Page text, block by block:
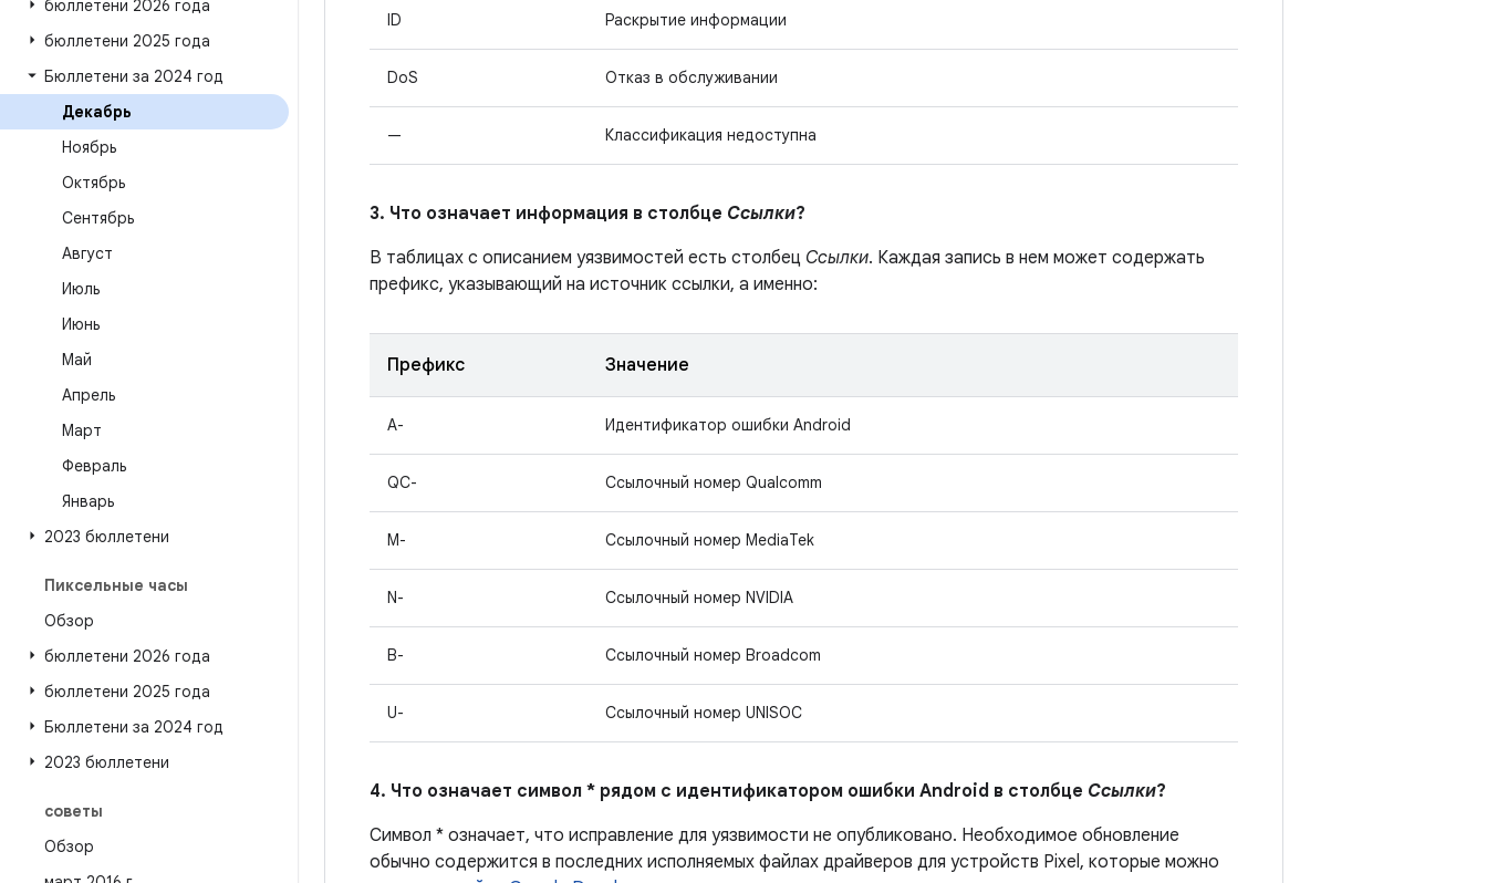
бюллетени 2026 года
бюллетени 2025 года
Бюллетени за 2024 год
Декабрь
Ноябрь
Октябрь
Сентябрь
Август
Июль
Июнь
Май
Апрель
Март
Февраль
Январь
2023 бюллетени
Пиксельные часы
Обзор
бюллетени 2026 года
бюллетени 2025 года
Бюллетени за 2024 год
2023 бюллетени
советы
Обзор
ID Раскрытие информации
DoS Отказ в обслуживании
— Классификация недоступна
3. Что означает информация в столбце Ссылки?
В таблицах с описанием уязвимостей есть столбец Ссылки. Каждая запись в нем может содержать
префикс, указывающий на источник ссылки, а именно:
Префикс Значение
A- Идентификатор ошибки Android
QC- Ссылочный номер Qualcomm
M- Ссылочный номер MediaTek
N- Ссылочный номер NVIDIA
B- Ссылочный номер Broadcom
U- Ссылочный номер UNISOC
4. Что означает символ * рядом с идентификатором ошибки Android в столбце Ссылки?
Символ * означает, что исправление для уязвимости не опубликовано. Необходимое обновление
обычно содержится в последних исполняемых файлах драйверов для устройств Pixel, которые можно